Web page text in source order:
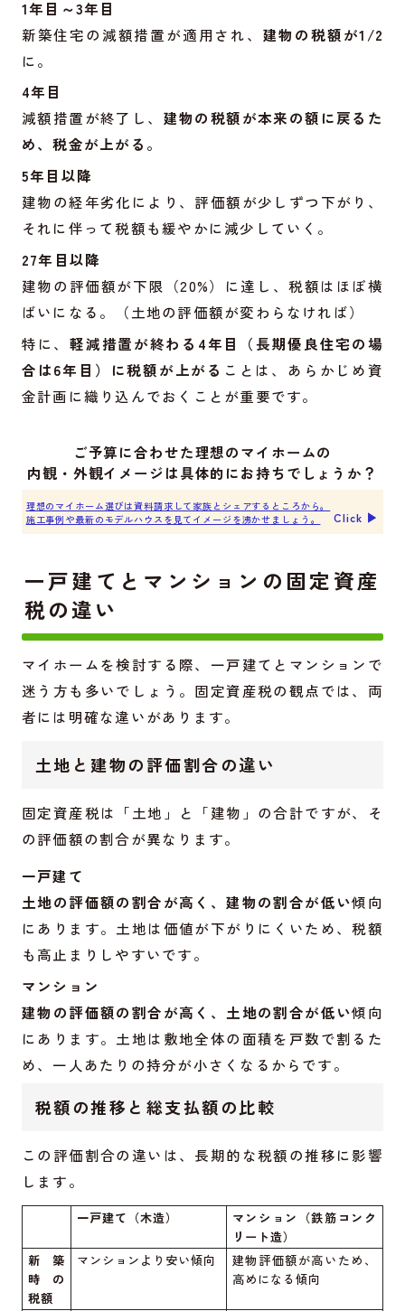
1年目～3年目
新築住宅の減額措置が適用され、 建物の税額が1/2
に。
4年目
減額措置が終了し、 建物の税額が本来の額に戻るた
め、税金が上がる。
5年目以降
建物の経年劣化により、評価額が少しずつ下がり、
それに伴って税額も緩やかに減少していく。
27年目以降
建物の評価額が下限（20%）に達し、税額はほぼ横
ばいになる。（土地の評価額が変わらなければ）
特に、軽減措置が終わる4年目（長期優良住宅の場
合は6年目）に税額が上がる ことは、あらかじめ資
金計画に織り込んでおくことが重要です。
ご予算に合わせた理想のマイホームの
内観・外観イメージは具体的にお持ちでしょうか？
理想のマイホーム選びは資料請求して家族とシェアするところから。
施工事例や最新のモデルハウスを見てイメージを沸かせましょう。
Click ▶︎
一戸建てとマンションの固定資産
税の違い
マイホームを検討する際、一戸建てとマンションで
迷う方も多いでしょう。固定資産税の観点では、両
者には明確な違いがあります。
土地と建物の評価割合の違い
固定資産税は「土地」と「建物」の合計ですが、そ
の評価額の割合が異なります。
一戸建て
土地の評価額の割合が高く、建物の割合が低い傾向
にあります。土地は価値が下がりにくいため、税額
も高止まりしやすいです。
マンション
建物の評価額の割合が高く、土地の割合が低い傾向
にあります。土地は敷地全体の面積を戸数で割るた
め、一人あたりの持分が小さくなるからです。
税額の推移と総支払額の比較
この評価割合の違いは、長期的な税額の推移に影響
します。
一戸建て（木造）
マンション（鉄筋コンク
リート造）
新築
時の
税額
マンションより安い傾向
建物評価額が高いため、
高めになる傾向